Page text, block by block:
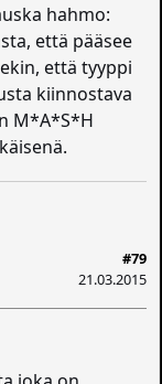
hahmo:
että pääsee
että tyyppi
kiinnostava
M*A*S*H
#79
21.03.2015